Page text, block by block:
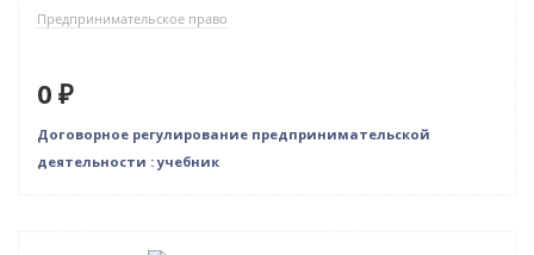
Предпринимательское право
0 ₽
Договорное регулирование предпринимательской
деятельности : учебник